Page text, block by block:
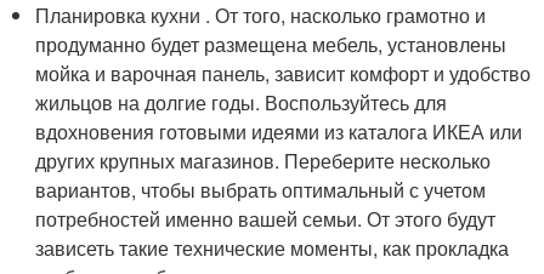
Планировка кухни . От того, насколько грамотно и
продуманно будет размещена мебель, установлены
мойка и варочная панель, зависит комфорт и удобство
жильцов на долгие годы. Воспользуйтесь для
вдохновения готовыми идеями из каталога ИКЕА или
других крупных магазинов. Переберите несколько
вариантов, чтобы выбрать оптимальный с учетом
потребностей именно вашей семьи. От этого будут
зависеть такие технические моменты, как прокладка